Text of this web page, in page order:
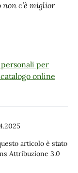
c’è miglior
per
online
articolo è stato
Attribuzione 3.0